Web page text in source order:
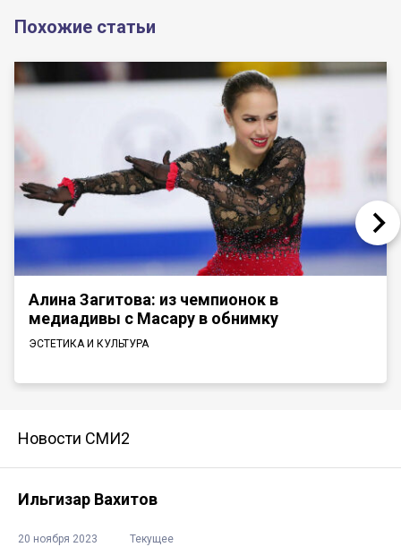
Похожие статьи
Алина Загитова: из чемпионок в
медиадивы с Масару в обнимку
ЭСТЕТИКА И КУЛЬТУРА
Новости СМИ2
Ильгизар Вахитов
20 ноября 2023 Текущее